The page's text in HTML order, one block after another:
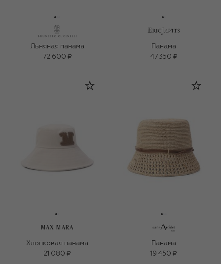
Льняная панама
72 600 ₽
Панама
47 350 ₽
MAX MARA
Хлопковая панама
21 080 ₽
Панама
19 450 ₽